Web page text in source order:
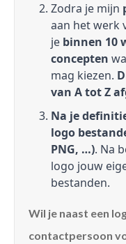
Zodra je mijn
aan het werk
je binnen 10
concepten
mag kiezen.
van A tot Z
Na je
logo
PNG, …). Na
logo jouw
bestanden.
Wil je naast een
contactpersoon